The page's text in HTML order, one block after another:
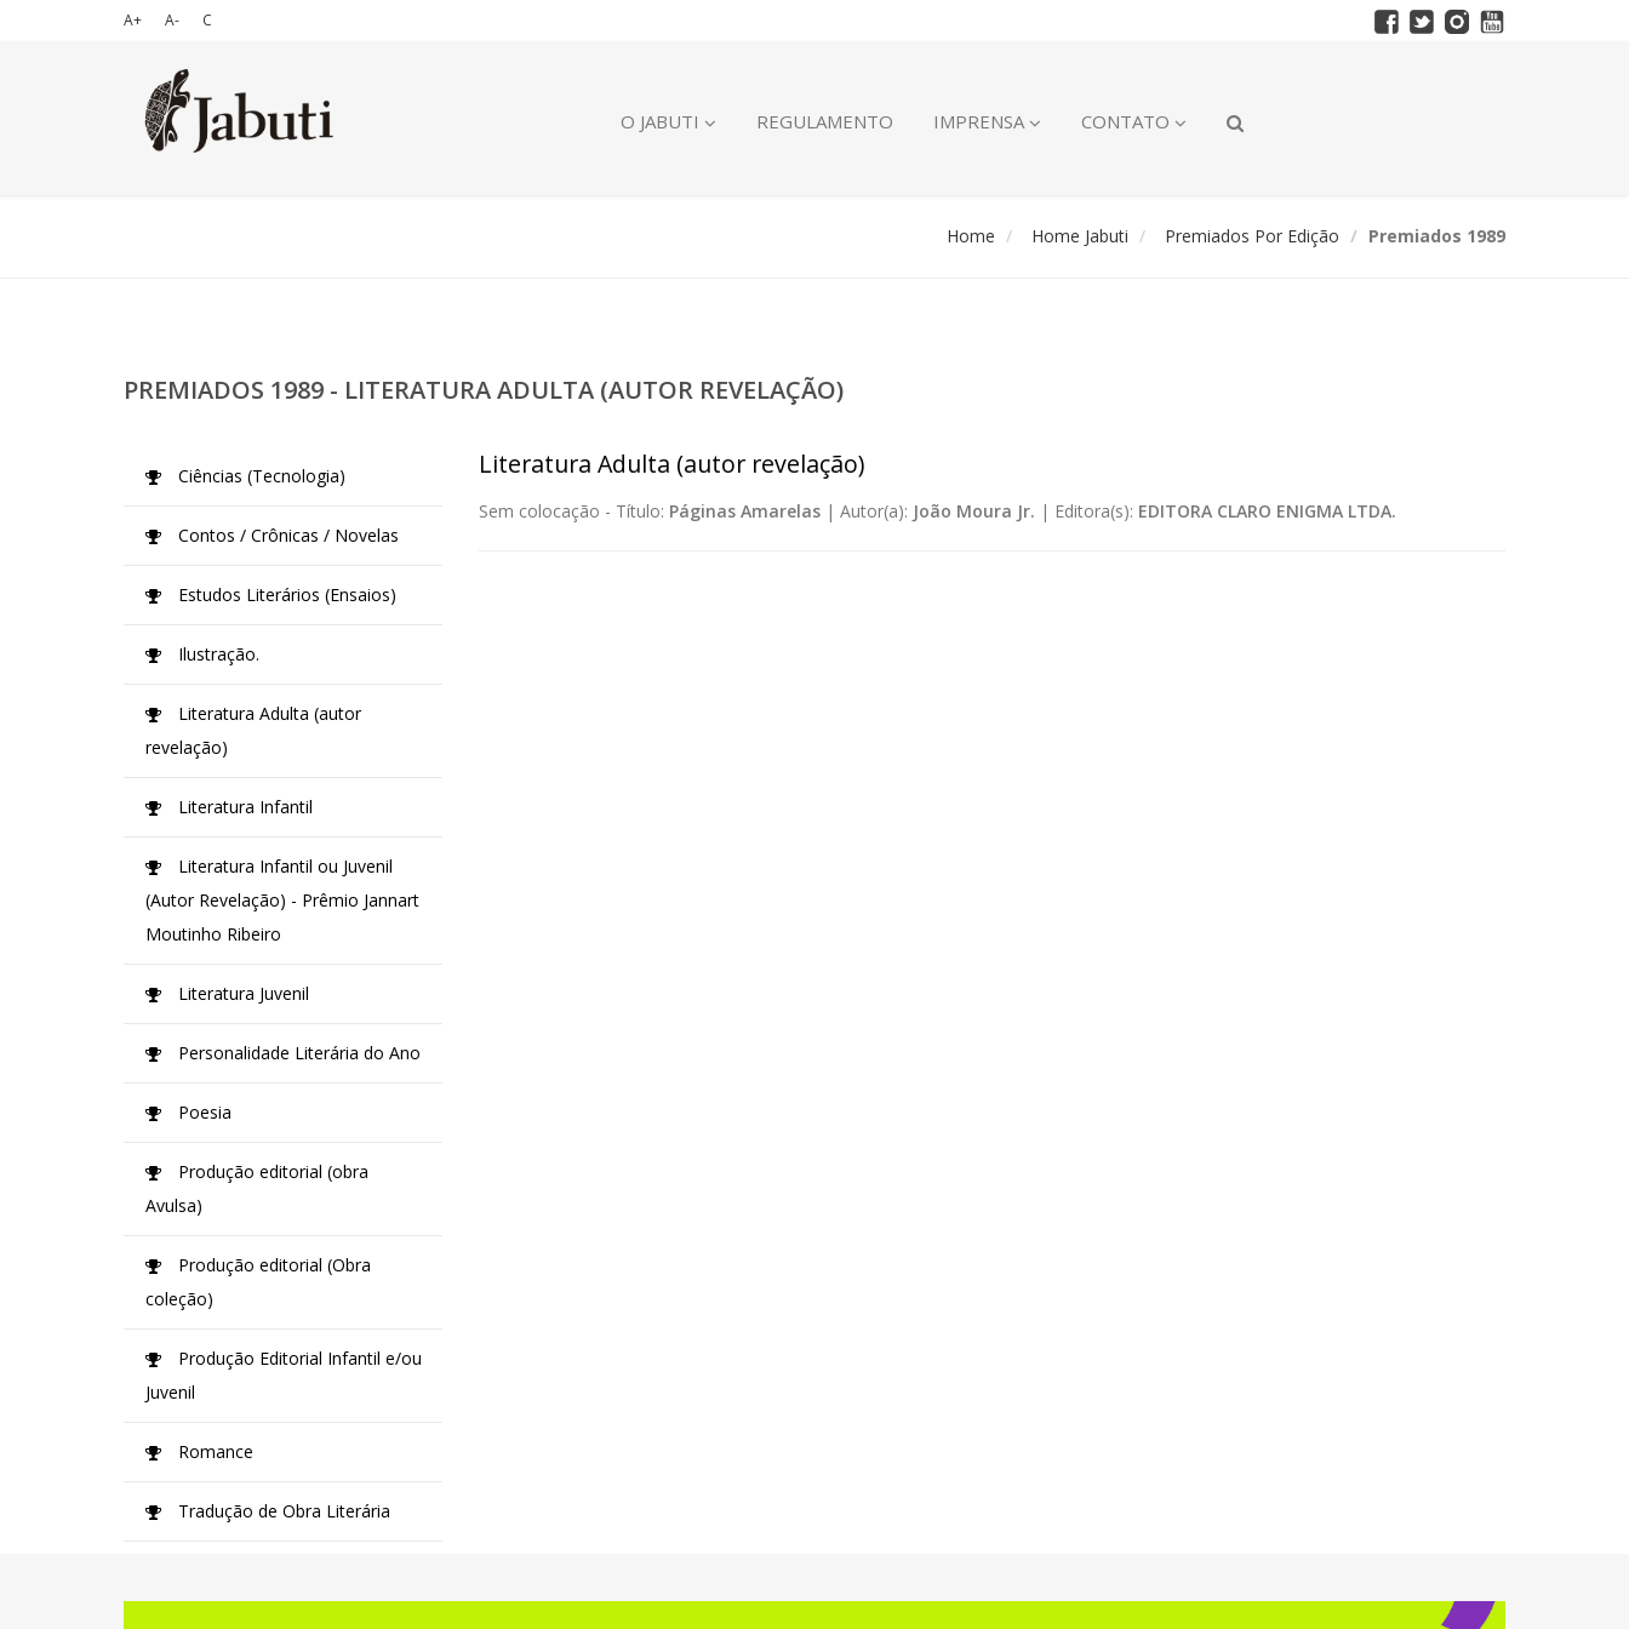
A+ A- C
O JABUTI REGULAMENTO IMPRENSA CONTATO
Home Home Jabuti Premiados Por Edição Premiados 1989
PREMIADOS 1989 - LITERATURA ADULTA (AUTOR REVELAÇÃO)
Literatura Adulta (autor revelação)
Sem colocação - Título: Páginas Amarelas| Autor(a): João Moura Jr. | Editora(s): EDITORA CLARO ENIGMA LTDA.
Ciências (Tecnologia)
Contos / Crônicas / Novelas
Estudos Literários (Ensaios)
Ilustração.
Literatura Adulta (autor
revelação)
Literatura Infantil
Literatura Infantil ou Juvenil
(Autor Revelação) - Prêmio Jannart
Moutinho Ribeiro
Literatura Juvenil
Personalidade Literária do Ano
Poesia
Produção editorial (obra
Avulsa)
Produção editorial (Obra
coleção)
Produção Editorial Infantil e/ou
Juvenil
Romance
Tradução de Obra Literária